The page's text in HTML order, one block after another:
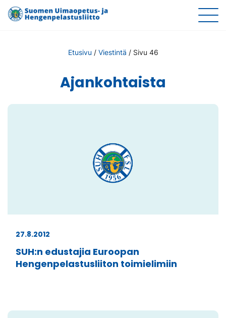
Etusivu / Viestintä / Sivu 46
Ajankohtaista
27.8.2012
SUH:n edustajia Euroopan
Hengenpelastusliiton toimielimiin